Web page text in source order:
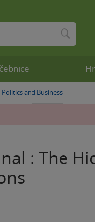
Politics and Business
: The